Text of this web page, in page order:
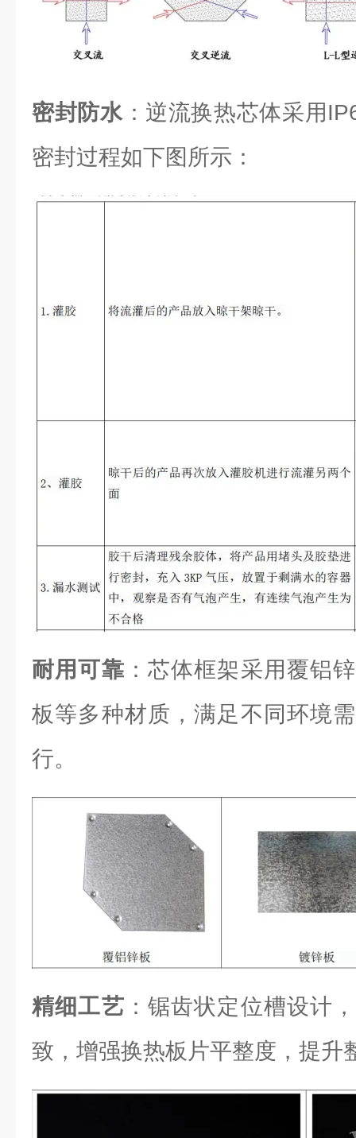
密封防水：逆流换热芯体采用
密封过程如下图所示：
耐用可靠 ：芯体框架采用覆铝
板等多种材质，满足不同环境
行。
精细工艺 ：锯齿状定位槽设计
致，增强换热板片平整度，提升